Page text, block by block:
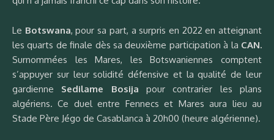
Le Botswana, pour sa part, a surpris en 2022 en atteignant
les quarts de finale dès sa deuxième participation à la CAN.
Surnommées les Mares, les Botswaniennes comptent
s’appuyer sur leur solidité défensive et la qualité de leur
gardienne Sedilame Bosija pour contrarier les plans
algériens. Ce duel entre Fennecs et Mares aura lieu au
Stade Père Jégo de Casablanca à 20h00 (heure algérienne).